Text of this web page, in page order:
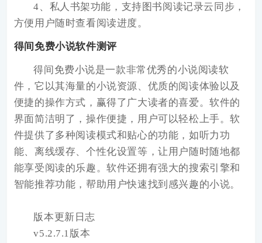
4、私人书架功能，支持图书阅读记录云同步，
方便用户随时查看阅读进度。
得间免费小说软件测评
得间免费小说是一款非常优秀的小说阅读软
件，它以其海量的小说资源、优质的阅读体验以及
便捷的操作方式，赢得了广大读者的喜爱。软件的
界面简洁明了，操作便捷，用户可以轻松上手。软
件提供了多种阅读模式和贴心的功能，如听力功
能、离线缓存、个性化设置等，让用户随时随地都
能享受阅读的乐趣。软件还拥有强大的搜索引擎和
智能推荐功能，帮助用户快速找到感兴趣的小说。
版本更新日志
v5.2.7.1版本